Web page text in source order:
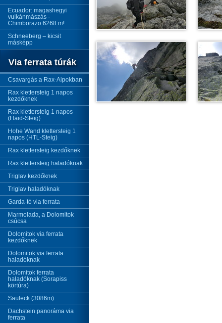
Ecuador: magashegyi
vulkánmászás -
Chimborazo 6268 m!
Schneeberg – kicsit
másképp
Via ferrata túrák
Csavargás a Rax-Alpokban
Rax klettersteig 1 napos
kezdőknek
Rax klettersteig 1 napos
(Haid-Steig)
Hohe Wand klettersteig 1
napos (HTL-Steig)
Rax klettersteig kezdőknek
Rax klettersteig haladóknak
Triglav kezdőknek
Triglav haladóknak
Garda-tó via ferrata
Marmolada, a Dolomitok
csúcsa
Dolomitok via ferrata
kezdőknek
Dolomitok via ferrata
haladóknak
Dolomitok ferrata
haladóknak (Sorapiss
körtúra)
Sauleck (3086m)
Dachstein panoráma via
ferrata